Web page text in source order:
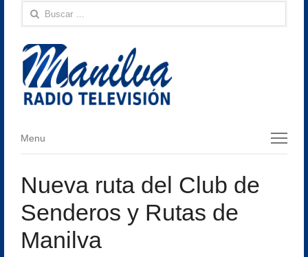
Buscar:
Menu
Menu
Nueva ruta del Club de
Senderos y Rutas de
Manilva